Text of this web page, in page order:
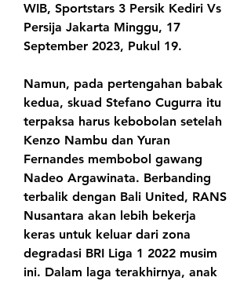
WIB, Sportstars 3 Persik Kediri Vs
Persija Jakarta Minggu, 17
September 2023, Pukul 19.
Namun, pada pertengahan babak
kedua, skuad Stefano Cugurra itu
terpaksa harus kebobolan setelah
Kenzo Nambu dan Yuran
Fernandes membobol gawang
Nadeo Argawinata. Berbanding
terbalik dengan Bali United, RANS
Nusantara akan lebih bekerja
keras untuk keluar dari zona
degradasi BRI Liga 1 2022 musim
ini. Dalam laga terakhirnya, anak